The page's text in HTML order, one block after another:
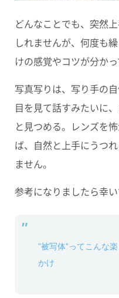
どんなことでも、突然
しれませんが、何度も
けの感覚やコツが分か
写真写りは、写り手の
目を見て話すみたいに
と見つめる。レンズを
ば、自然と上手にうつ
ません。
参考になりましたら幸い
”被写体”ってこんな
かけ